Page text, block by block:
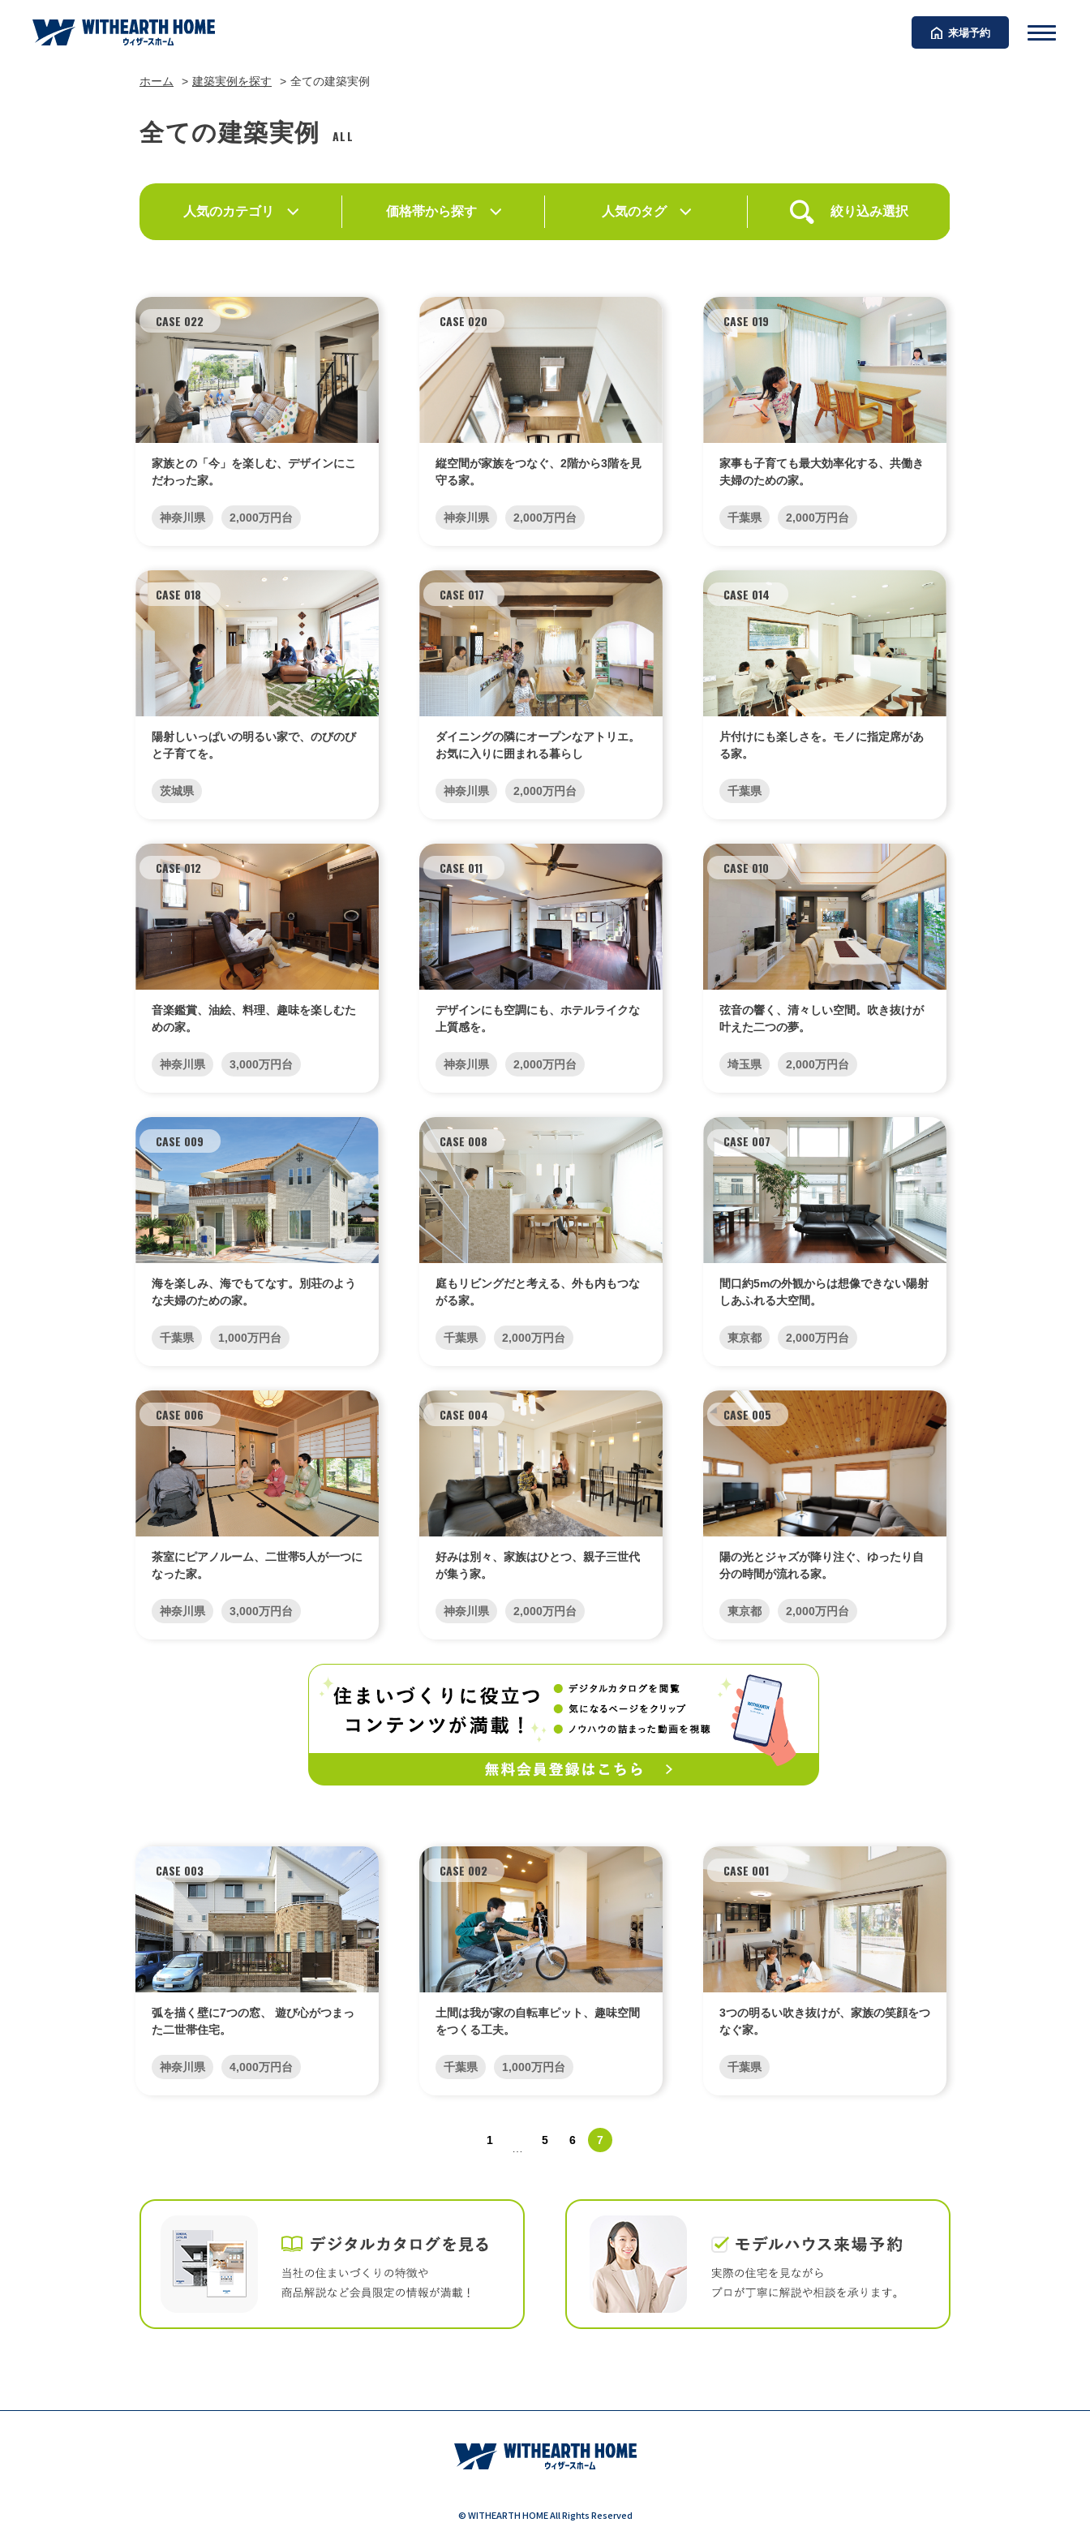
来場予約
WITHEARTH HOME の BEST PLAN
ホーム 建築実例を探す 全ての建築実例
全ての建築実例 ALL
人気のカテゴリ 価格帯から探す 人気のタグ 絞り込み選択
CASE 022
家族との「今」を楽しむ、デザインにこ
だわった家。
神奈川県 2,000万円台
CASE 020
縦空間が家族をつなぐ、2階から3階を見
守る家。
神奈川県 2,000万円台
CASE 019
家事も子育ても最大効率化する、共働き
夫婦のための家。
千葉県 2,000万円台
CASE 018
陽射しいっぱいの明るい家で、のびのび
と子育てを。
茨城県
CASE 017
ダイニングの隣にオープンなアトリエ。
お気に入りに囲まれる暮らし
神奈川県 2,000万円台
CASE 014
片付けにも楽しさを。モノに指定席があ
る家。
千葉県
CASE 012
音楽鑑賞、油絵、料理、趣味を楽しむた
めの家。
神奈川県 3,000万円台
CASE 011
デザインにも空調にも、ホテルライクな
上質感を。
神奈川県 2,000万円台
CASE 010
弦音の響く、清々しい空間。吹き抜けが
叶えた二つの夢。
埼玉県 2,000万円台
CASE 009
海を楽しみ、海でもてなす。別荘のよう
な夫婦のための家。
千葉県 1,000万円台
CASE 008
庭もリビングだと考える、外も内もつな
がる家。
千葉県 2,000万円台
CASE 007
間口約5mの外観からは想像できない陽射
しあふれる大空間。
東京都 2,000万円台
CASE 006
茶室にピアノルーム、二世帯5人が一つに
なった家。
神奈川県 3,000万円台
CASE 004
好みは別々、家族はひとつ、親子三世代
が集う家。
神奈川県 2,000万円台
CASE 005
陽の光とジャズが降り注ぐ、ゆったり自
分の時間が流れる家。
東京都 2,000万円台
CASE 003
弧を描く壁に7つの窓、 遊び心がつまっ
た二世帯住宅。
神奈川県 4,000万円台
CASE 002
土間は我が家の自転車ピット、趣味空間
をつくる工夫。
千葉県 1,000万円台
CASE 001
3つの明るい吹き抜けが、家族の笑顔をつ
なぐ家。
千葉県
1 5 6 7
© WITHEARTH HOME All Rights Reserved